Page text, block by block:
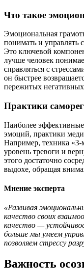
Что такое
Эмоциональная
понимать и
Это ключевой
лучше человек
справляться с
он быстрее
пережитых
Практики
Наиболее
эмоций, практики
Например, техника «3-
уровень тревоги и
этого достаточно
выдохе, обращая
Мнение эксперта
«Развивая
качество своих
качество —
больше мы умеем
позволяем стрессу
Важность